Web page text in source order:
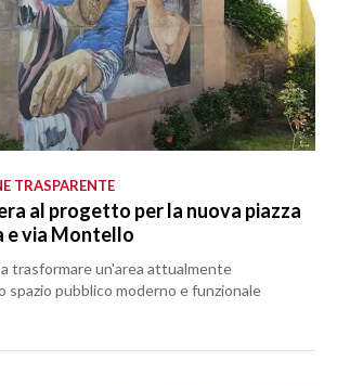
TRASPARENTE
al progetto per la nuova piazza
e via Montello
trasformare un'area attualmente
spazio pubblico moderno e funzionale